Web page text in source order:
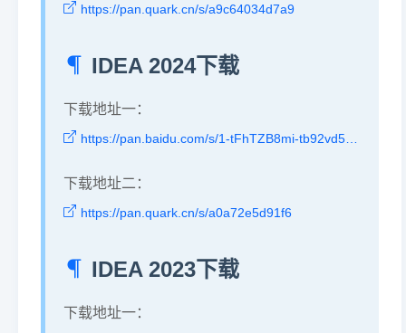
https://pan.quark.cn/s/a9c64034d7a9
IDEA 2024下载
下载地址一：
https://pan.baidu.com/s/1-tFhTZB8mi-tb92vd5pt4A?pwd=22hg
下载地址二：
https://pan.quark.cn/s/a0a72e5d91f6
IDEA 2023下载
下载地址一：